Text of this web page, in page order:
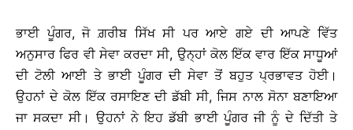
ਭਾਈ ਪੂੰਗਰ, ਜੋ ਗ਼ਰੀਬ ਸਿੱਖ ਸੀ ਪਰ ਆਏ ਗਏ ਦੀ ਆਪਣੇ ਵਿੱਤ
ਅਨੁਸਾਰ ਫਿਰ ਵੀ ਸੇਵਾ ਕਰਦਾ ਸੀ, ਉਨ੍ਹਾਂ ਕੋਲ ਇੱਕ ਵਾਰ ਇੱਕ ਸਾਧੂਆਂ
ਦੀ ਟੋਲੀ ਆਈ ਤੇ ਭਾਈ ਪੂੰਗਰ ਦੀ ਸੇਵਾ ਤੋਂ ਬਹੁਤ ਪ੍ਰਭਾਵਤ ਹੋਈ।
ਉਹਨਾਂ ਦੇ ਕੋਲ ਇੱਕ ਰਸਾਇਣ ਦੀ ਡੱਬੀ ਸੀ, ਜਿਸ ਨਾਲ ਸੋਨਾ ਬਣਾਇਆ
ਜਾ ਸਕਦਾ ਸੀ। ਉਹਨਾਂ ਨੇ ਇਹ ਡੱਬੀ ਭਾਈ ਪੂੰਗਰ ਜੀ ਨੂੰ ਦੇ ਦਿੱਤੀ ਤੇ